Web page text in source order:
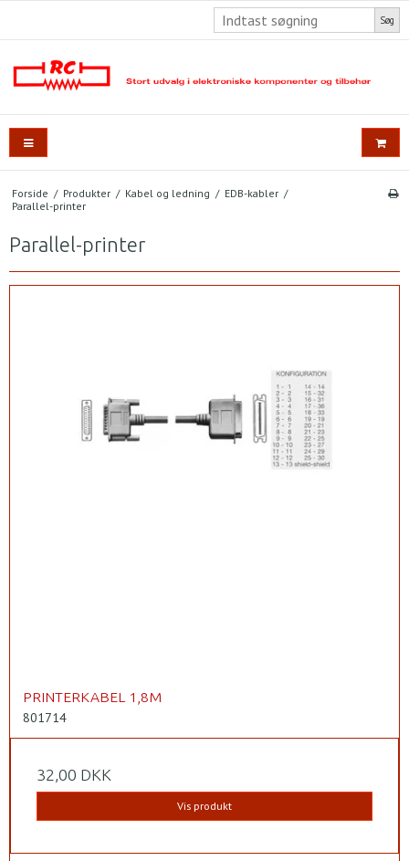
Søg
Forside / Produkter / Kabel og ledning / EDB-kabler /
Parallel-printer
Parallel-printer
PRINTERKABEL 1,8M
801714
32,00 DKK
Vis produkt